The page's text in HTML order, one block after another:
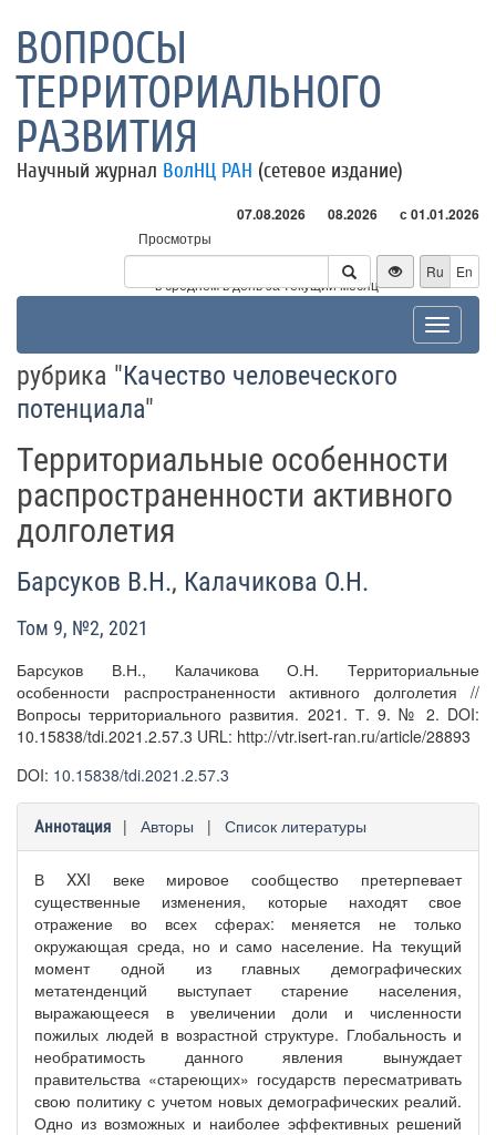
ВОПРОСЫ
ТЕРРИТОРИАЛЬНОГО
РАЗВИТИЯ
Научный журнал ВолНЦ РАН (сетевое издание)
07.08.2026 08.2026 с 01.01.2026
Просмотры
Посетители
* - в среднем в день за текущий месяц
Ru En
Toggle
рубрика "Качество человеческого
потенциала"
Территориальные особенности
распространенности активного
долголетия
Барсуков В.Н., Калачикова О.Н.
Том 9, №2, 2021
Барсуков В.Н., Калачикова О.Н. Территориальные
особенности распространенности активного долголетия //
Вопросы территориального развития. 2021. Т. 9. № 2. DOI:
10.15838/tdi.2021.2.57.3 URL: http://vtr.isert-ran.ru/article/28893
DOI: 10.15838/tdi.2021.2.57.3
Аннотация | Авторы | Список литературы
В XXI веке мировое сообщество претерпевает
существенные изменения, которые находят свое
отражение во всех сферах: меняется не только
окружающая среда, но и само население. На текущий
момент одной из главных демографических
метатенденций выступает старение населения,
выражающееся в увеличении доли и численности
пожилых людей в возрастной структуре. Глобальность и
необратимость данного явления вынуждает
правительства «стареющих» государств пересматривать
свою политику с учетом новых демографических реалий.
Одно из возможных и наиболее эффективных решений